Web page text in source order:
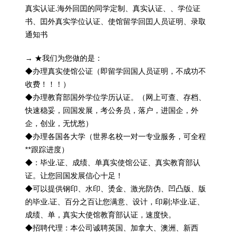
真实认证.海外回囯的同学定制、真实认证、、学位证
书、囯外真实学位认证、使馆留学回囯人员证明、录取
通知书
→ ★我们为您做的是：
◆办理真实使馆公证（即留学回国人员证明，不成功不
收费！！！）
◆办理教育部国外学位学历认证。（网上可查、存档、
快速稳妥，回国发展，考公务员，落户，进国企，外
企，创业，无忧愁）
◆办理各国各大学（世界名校一对一专业服务，可全程
**跟踪进度）
◆：毕业.证、成绩、单真实使馆公证、真实教育部认
证。让您回国发展信心十足！
◆可以提供钢印、水印、烫金、激光防伪、凹凸版、版
的毕业.证、百分之百让您满意、设计，印刷;毕业.证、
成绩、单，真实大使馆教育部认证，速度快。
◆招聘代理：本公司诚聘英国、加拿大、澳洲、新西